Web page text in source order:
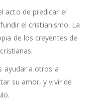
acto de predicar el
el cristianismo. La
de los creyentes de
ayudar a otros a
su amor, y vivir de